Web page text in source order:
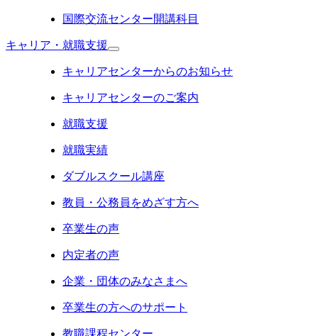
国際交流センター開講科目
キャリア・就職支援
キャリアセンターからのお知らせ
キャリアセンターのご案内
就職支援
就職実績
ダブルスクール講座
教員・公務員をめざす方へ
卒業生の声
内定者の声
企業・団体のみなさまへ
卒業生の方へのサポート